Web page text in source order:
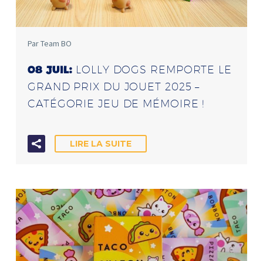
Par Team BO
08 JUIL: LOLLY DOGS REMPORTE LE
GRAND PRIX DU JOUET 2025 –
CATÉGORIE JEU DE MÉMOIRE !
LIRE LA SUITE